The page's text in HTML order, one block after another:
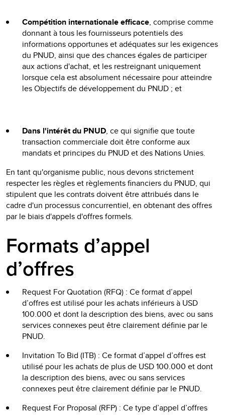
Compétition internationale efficace, comprise comme
donnant à tous les fournisseurs potentiels des
informations opportunes et adéquates sur les exigences
du PNUD, ainsi que des chances égales de participer
aux actions d'achat, et les restreignant uniquement
lorsque cela est absolument nécessaire pour atteindre
les Objectifs de développement du PNUD ; et
Dans l'intérêt du PNUD, ce qui signifie que toute
transaction commerciale doit être conforme aux
mandats et principes du PNUD et des Nations Unies.
En tant qu'organisme public, nous devons strictement
respecter les règles et règlements financiers du PNUD, qui
stipulent que les contrats doivent être attribués dans le
cadre d'un processus concurrentiel, en obtenant des offres
par le biais d'appels d'offres formels.
Formats d’appel
d’offres
Request For Quotation (RFQ) : Ce format d’appel
d’offres est utilisé pour les achats inférieurs à USD
100.000 et dont la description des biens, avec ou sans
services connexes peut être clairement définie par le
PNUD.
Invitation To Bid (ITB) : Ce format d’appel d’offres est
utilisé pour les achats de plus de USD 100.000 et dont
la description des biens, avec ou sans services
connexes peut être clairement définie par le PNUD.
Request For Proposal (RFP) : Ce type d’appel d’offres